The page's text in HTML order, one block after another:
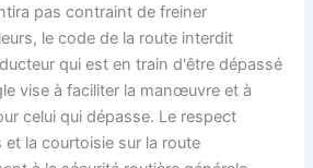
pas contraint de freiner
le code de la route interdit
qui est en train d'être dépassé
vise à faciliter la manœuvre et à
celui qui dépasse. Le respect
et la courtoisie sur la route